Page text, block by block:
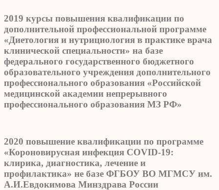
2019 курсы повышения квалификации по
дополнительной профессиональной программе
«Диетология и нутрициология в практике врача
клинической специальности» на базе
федерального государственного бюджетного
образовательного учреждения дополнительного
профессионального образования «Российской
медицинской академии непрерывного
профессионального образования МЗ РФ»
2020 повышение квалификации по программе
«Короновирусная инфекция COVID-19:
клирика, диагностика, лечение и
профилактика» не базе ФГБОУ ВО МГМСУ им.
А.И.Евдокимова Минздрава России